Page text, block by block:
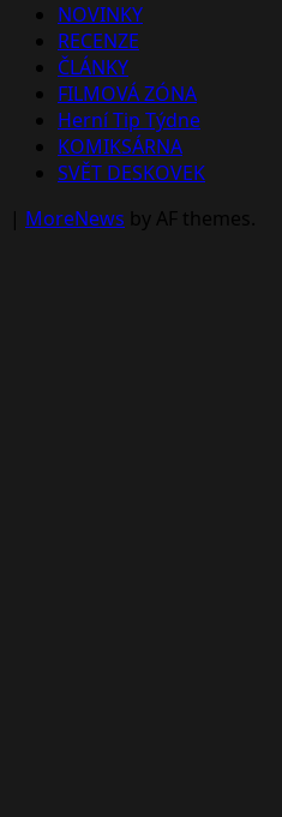
NOVINKY
RECENZE
ČLÁNKY
FILMOVÁ ZÓNA
Herní Tip Týdne
KOMIKSÁRNA
SVĚT DESKOVEK
| MoreNews by AF themes.